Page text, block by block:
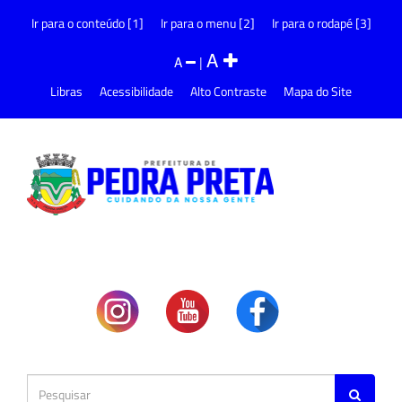
Ir para o conteúdo [1] Ir para o menu [2] Ir para o rodapé [3]
A |A
Libras Acessibilidade Alto Contraste Mapa do Site